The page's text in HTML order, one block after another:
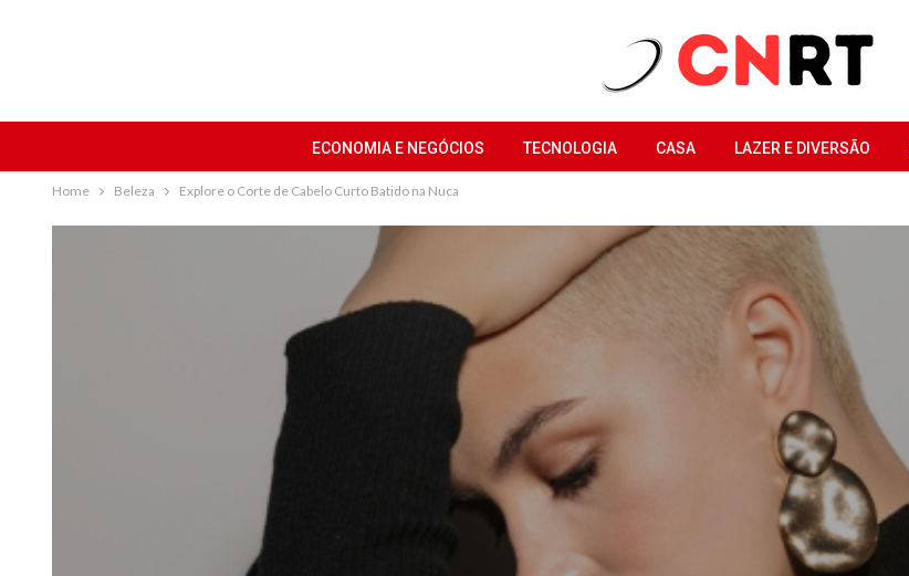
ECONOMIA E NEGÓCIOS TECNOLOGIA CASA LAZER E DIVERSÃO
Home Beleza Explore o Corte de Cabelo Curto Batido na Nuca